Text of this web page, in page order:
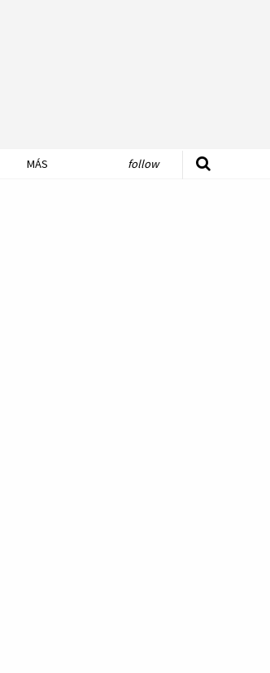
MÁS follow